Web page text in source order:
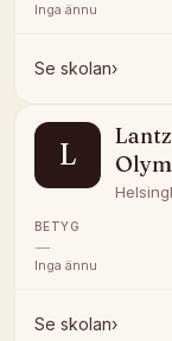
Inga ännu
Se skolan›
L
BETYG
—
Inga ännu
Se skolan›